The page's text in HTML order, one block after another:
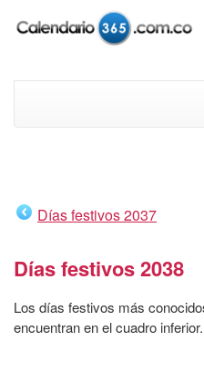
Días festivos 2037
Días festivos 2038
Los días festivos más
encuentran en el cuadro inferior.